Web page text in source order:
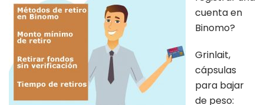
cuenta en
Binomo?
Grinlait,
cápsulas
para bajar
de peso: